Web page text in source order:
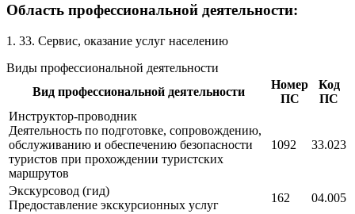
Область профессиональной деятельности:
1. 33. Сервис, оказание услуг населению
Виды профессиональной деятельности
Вид профессиональной деятельности
Номер
ПС
Код
ПС
Инструктор-проводник
Деятельность по подготовке, сопровождению,
обслуживанию и обеспечению безопасности
туристов при прохождении туристских
маршрутов
1092 33.023
Экскурсовод (гид)
Предоставление экскурсионных услуг
162
04.005